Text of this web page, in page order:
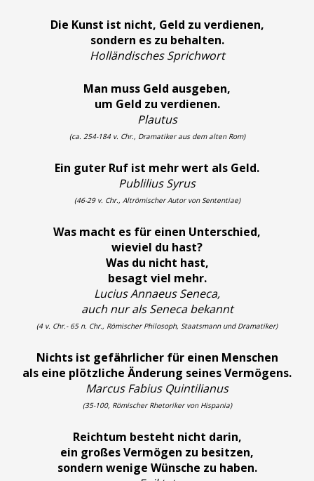
Die Kunst ist nicht, Geld zu verdienen,
sondern es zu behalten.
Holländisches Sprichwort
Man muss Geld ausgeben,
um Geld zu verdienen.
Plautus
(ca. 254-184 v. Chr., Dramatiker aus dem alten Rom)
Ein guter Ruf ist mehr wert als Geld.
Publilius Syrus
(46-29 v. Chr., Altrömischer Autor von Sententiae)
Was macht es für einen Unterschied,
wieviel du hast?
Was du nicht hast,
besagt viel mehr.
Lucius Annaeus Seneca,
auch nur als Seneca bekannt
(4 v. Chr.- 65 n. Chr., Römischer Philosoph, Staatsmann und Dramatiker)
Nichts ist gefährlicher für einen Menschen
als eine plötzliche Änderung seines Vermögens.
Marcus Fabius Quintilianus
(35-100, Römischer Rhetoriker von Hispania)
Reichtum besteht nicht darin,
ein großes Vermögen zu besitzen,
sondern wenige Wünsche zu haben.